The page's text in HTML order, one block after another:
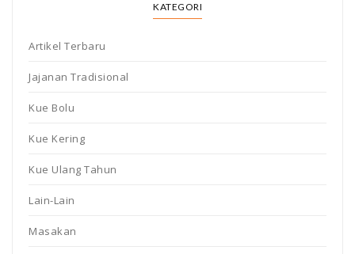
KATEGORI
Artikel Terbaru
Jajanan Tradisional
Kue Bolu
Kue Kering
Kue Ulang Tahun
Lain-Lain
Masakan